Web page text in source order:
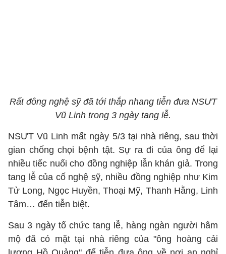
Rất đông nghệ sỹ đã tới thắp nhang tiễn đưa NSƯT
Vũ Linh trong 3 ngày tang lễ.
NSƯT Vũ Linh mất ngày 5/3 tại nhà riêng, sau thời
gian chống chọi bệnh tật. Sự ra đi của ông để lại
nhiều tiếc nuối cho đồng nghiệp lẫn khán giả. Trong
tang lễ của cố nghệ sỹ, nhiều đồng nghiệp như Kim
Tử Long, Ngọc Huyền, Thoại Mỹ, Thanh Hằng, Linh
Tâm… đến tiễn biệt.
Sau 3 ngày tổ chức tang lễ, hàng ngàn người hâm
mộ đã có mặt tại nhà riêng của "ông hoàng cải